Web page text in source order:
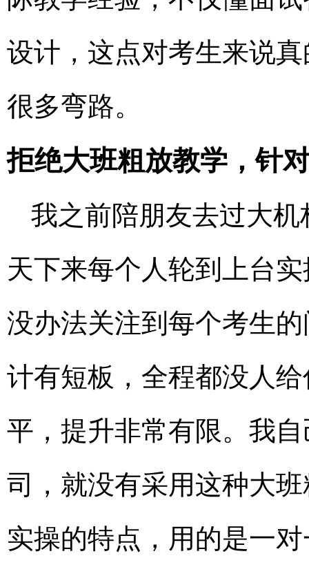
设计，这点对考生来说
很多弯路。
拒绝大班粗放教学，针
我之前陪朋友去过大
天下来每个人轮到上台
没办法关注到每个考生
计有短板，全程都没人
平，提升非常有限。我
司，就没有采用这种大
实操的特点，用的是一